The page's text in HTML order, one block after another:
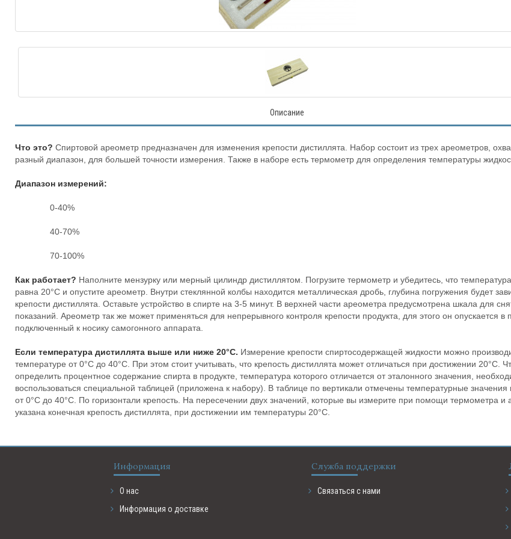
Описание
Что это? Спиртовой ареометр предназначен для изменения крепости дистиллята. Набор состоит из трех ареометров,
разный диапазон, для большей точности измерения. Также в наборе есть термометр для определения температуры
Диапазон измерений:
0-40%
40-70%
70-100%
Как работает? Наполните мензурку или мерный цилиндр дистиллятом. Погрузите термометр и убедитесь, что
равна 20°С и опустите ареометр. Внутри стеклянной колбы находится металлическая дробь, глубина погружения будет
крепости дистиллята. Оставьте устройство в спирте на 3-5 минут. В верхней части ареометра предусмотрена шкала для
показаний. Ареометр так же может применяться для непрерывного контроля крепости продукта, для этого он опускается в
подключенный к носику самогонного аппарата.
Если температура дистиллята выше или ниже 20°С. Измерение крепости спиртосодержащей жидкости можно
температуре от 0°С до 40°С. При этом стоит учитывать, что крепость дистиллята может отличаться при достижении 20°С.
определить процентное содержание спирта в продукте, температура которого отличается от эталонного значения,
воспользоваться специальной таблицей (приложена к набору). В таблице по вертикали отмечены температурные значения
от 0°С до 40°С. По горизонтали крепость. На пересечении двух значений, которые вы измерите при помощи термометра и
указана конечная крепость дистиллята, при достижении им температуры 20°С.
Информация
О нас
Информация о доставке
Служба поддержки
Связаться с нами